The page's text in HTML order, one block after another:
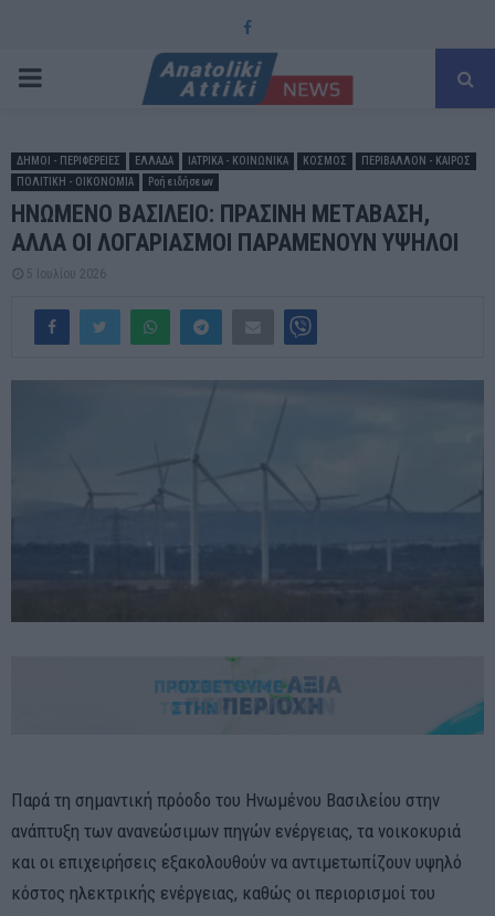
Facebook
PRIMARY
ΔΗΜΟΙ - ΠΕΡΙΦΕΡΕΙΕΣ ΕΛΛΑΔΑ ΙΑΤΡΙΚΑ - ΚΟΙΝΩΝΙΚΑ ΚΟΣΜΟΣ
ΠΕΡΙΒΑΛΛΟΝ - ΚΑΙΡΟΣ
ΠΟΛΙΤΙΚΗ - ΟΙΚΟΝΟΜΙΑ
Ροή ειδήσεων
ΗΝΩΜΕΝΟ ΒΑΣΙΛΕΙΟ: ΠΡΑΣΙΝΗ ΜΕΤΑΒΑΣΗ,
ΑΛΛΑ ΟΙ ΛΟΓΑΡΙΑΣΜΟΙ ΠΑΡΑΜΕΝΟΥΝ ΥΨΗΛΟΙ
5 Ιουλίου 2026
Παρά τη σημαντική πρόοδο του Ηνωμένου Βασιλείου στην
ανάπτυξη των ανανεώσιμων πηγών ενέργειας, τα νοικοκυριά
και οι επιχειρήσεις εξακολουθούν να αντιμετωπίζουν υψηλό
κόστος ηλεκτρικής ενέργειας, καθώς οι περιορισμοί του